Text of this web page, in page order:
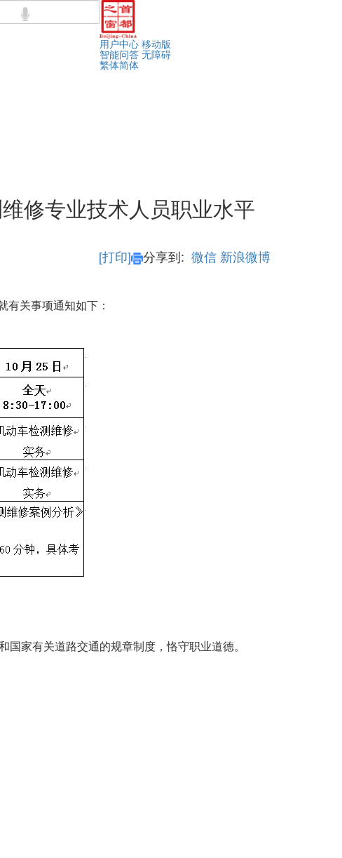
用户中心 移动版
智能问答 无障碍
繁体简体
修专业技术人员职业水平
[打印] 分享到: 微信 新浪微博
关事项通知如下：
家有关道路交通的规章制度，恪守职业道德。